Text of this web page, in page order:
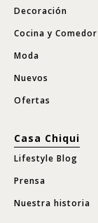
Decoración
Cocina y Comedor
Moda
Nuevos
Ofertas
Casa Chiqui
Lifestyle Blog
Prensa
Nuestra historia